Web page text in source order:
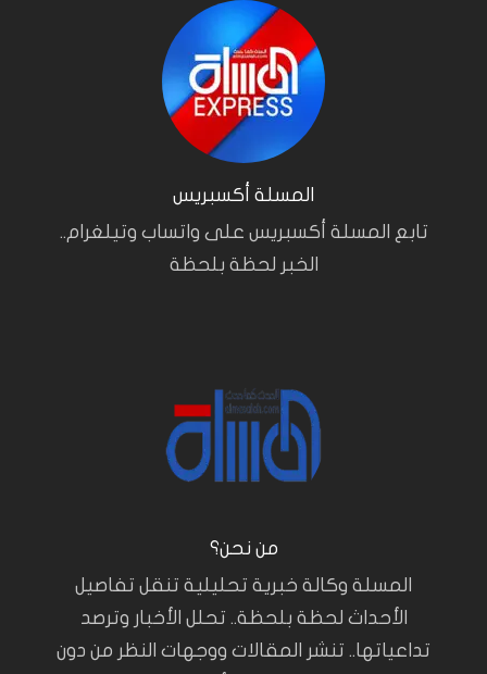
المسلة أكسبريس
تابع المسلة أكسبريس على واتساب وتيلغرام..
الخبر لحظة بلحظة
من نحن؟
المسلة وكالة خبرية تحليلية تنقل تفاصيل
الأحداث لحظة بلحظة.. تحلل الأخبار وترصد
تداعياتها.. تنشر المقالات ووجهات النظر من دون